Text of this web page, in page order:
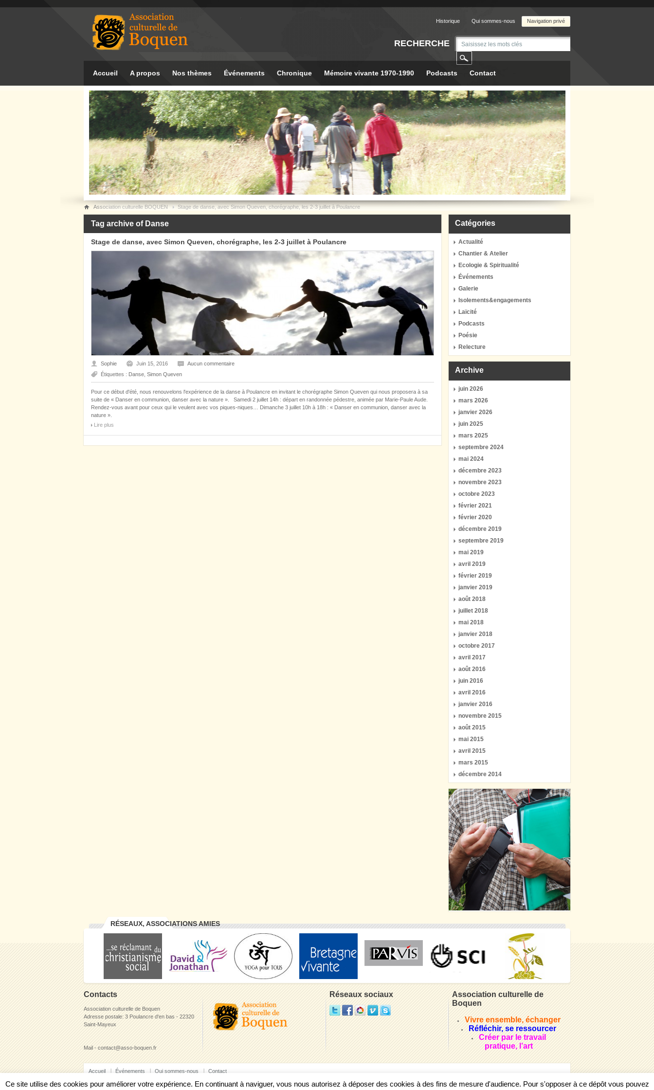
Navigation privé
Historique Qui sommes-nous
RECHERCHE
Accueil A propos Nos thèmes Événements Chronique Mémoire vivante 1970-1990 Podcasts Contact
Association culturelle BOQUEN Stage de danse, avec Simon Queven, chorégraphe, les 2-3 juillet à Poulancre
Tag archive of Danse
Stage de danse, avec Simon Queven, chorégraphe, les 2-3 juillet à Poulancre
Sophie Juin 15, 2016
Aucun commentaire
Étiquettes : Danse Simon Queven
Pour ce début d'été, nous renouvelons l'expérience de la danse à Poulancre en invitant le chorégraphe Simon Queven qui nous proposera à sa
suite de « Danser en communion, danser avec la nature ». Samedi 2 juillet 14h : départ en randonnée pédestre, animée par Marie-Paule Aude.
Rendez-vous avant pour ceux qui le veulent avec vos piques-niques… Dimanche 3 juillet 10h à 18h : « Danser en communion, danser avec la
nature ».
Lire plus
Catégories
Actualité
Chantier & Atelier
Ecologie & Spiritualité
Événements
Galerie
Isolements&engagements
Laïcité
Podcasts
Poésie
Relecture
Archive
juin 2026
mars 2026
janvier 2026
juin 2025
mars 2025
septembre 2024
mai 2024
décembre 2023
novembre 2023
octobre 2023
février 2021
février 2020
décembre 2019
septembre 2019
mai 2019
avril 2019
février 2019
janvier 2019
août 2018
juillet 2018
mai 2018
janvier 2018
octobre 2017
avril 2017
août 2016
juin 2016
avril 2016
janvier 2016
novembre 2015
août 2015
mai 2015
avril 2015
mars 2015
décembre 2014
RÉSEAUX, ASSOCIATIONS AMIES
Contacts
Association culturelle de Boquen
Adresse postale: 3 Poulancre d'en bas - 22320
Saint-Mayeux
Mail - contact@asso-boquen.fr
Réseaux sociaux
Association culturelle de
Boquen
Vivre ensemble, échanger
Réfléchir, se ressourcer
Créer par le travail
pratique, l’art
Accueil Événements Qui sommes-nous Contact
Ce site utilise des cookies pour améliorer votre expérience. En continuant à naviguer, vous nous autorisez à déposer des cookies à des fins de mesure d'audience. Pour s'opposer à ce dépôt vous pouvez